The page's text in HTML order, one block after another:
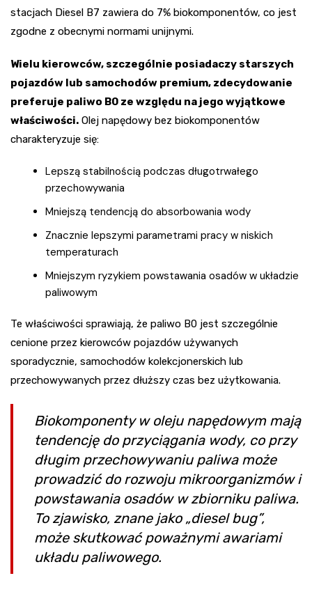
stacjach Diesel B7 zawiera do 7% biokomponentów, co jest
zgodne z obecnymi normami unijnymi.
Wielu kierowców, szczególnie posiadaczy starszych
pojazdów lub samochodów premium, zdecydowanie
preferuje paliwo B0 ze względu na jego wyjątkowe
właściwości. Olej napędowy bez biokomponentów
charakteryzuje się:
Lepszą stabilnością podczas długotrwałego
przechowywania
Mniejszą tendencją do absorbowania wody
Znacznie lepszymi parametrami pracy w niskich
temperaturach
Mniejszym ryzykiem powstawania osadów w układzie
paliwowym
Te właściwości sprawiają, że paliwo B0 jest szczególnie
cenione przez kierowców pojazdów używanych
sporadycznie, samochodów kolekcjonerskich lub
przechowywanych przez dłuższy czas bez użytkowania.
Biokomponenty w oleju napędowym mają
tendencję do przyciągania wody, co przy
długim przechowywaniu paliwa może
prowadzić do rozwoju mikroorganizmów i
powstawania osadów w zbiorniku paliwa.
To zjawisko, znane jako „diesel bug”,
może skutkować poważnymi awariami
układu paliwowego.